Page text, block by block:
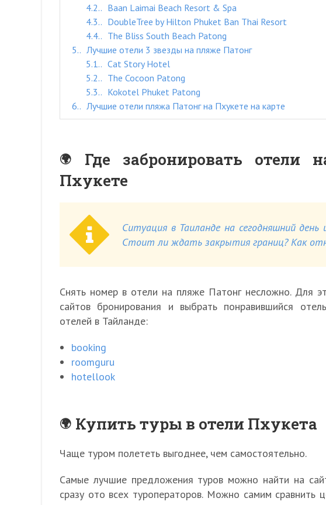
4.2.
Baan Laimai Beach Resort & Spa
4.3.
DoubleTree by Hilton Phuket Ban Thai Resort
4.4.
The Bliss South Beach Patong
5.
Лучшие отели 3 звезды на пляже Патонг
5.1.
Cat Story Hotel
5.2.
The Cocoon Patong
5.3.
Kokotel Phuket Patong
6.
Лучшие отели пляжа Патонг на Пхукете на карте
Где забронировать отели
Пхукете
Ситуация в Таиланде на сегодняшний день
Стоит ли ждать закрытия границ? Как
Снять номер в отели на пляже Патонг несложно. Для
сайтов бронирования и выбрать понравившийся
отелей в Тайланде:
booking
roomguru
hotellook
Купить туры в отели Пхукета
Чаще туром полететь выгоднее, чем самостоятельно.
Самые лучшие предложения туров можно найти на
сразу ото всех туроператоров. Можно самим сравнить